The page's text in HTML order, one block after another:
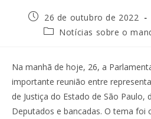
26 de outubro de 2022
Notícias sobre o
Na manhã de hoje, 26, a
importante reunião entre
de Justiça do Estado de São Paulo,
Deputados e bancadas. O tema foi